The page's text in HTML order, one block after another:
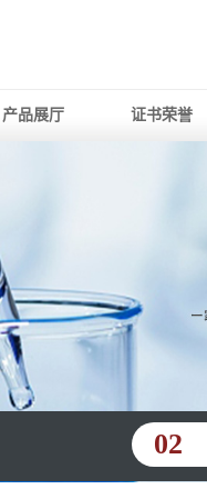
产品展厅 证书荣誉
02